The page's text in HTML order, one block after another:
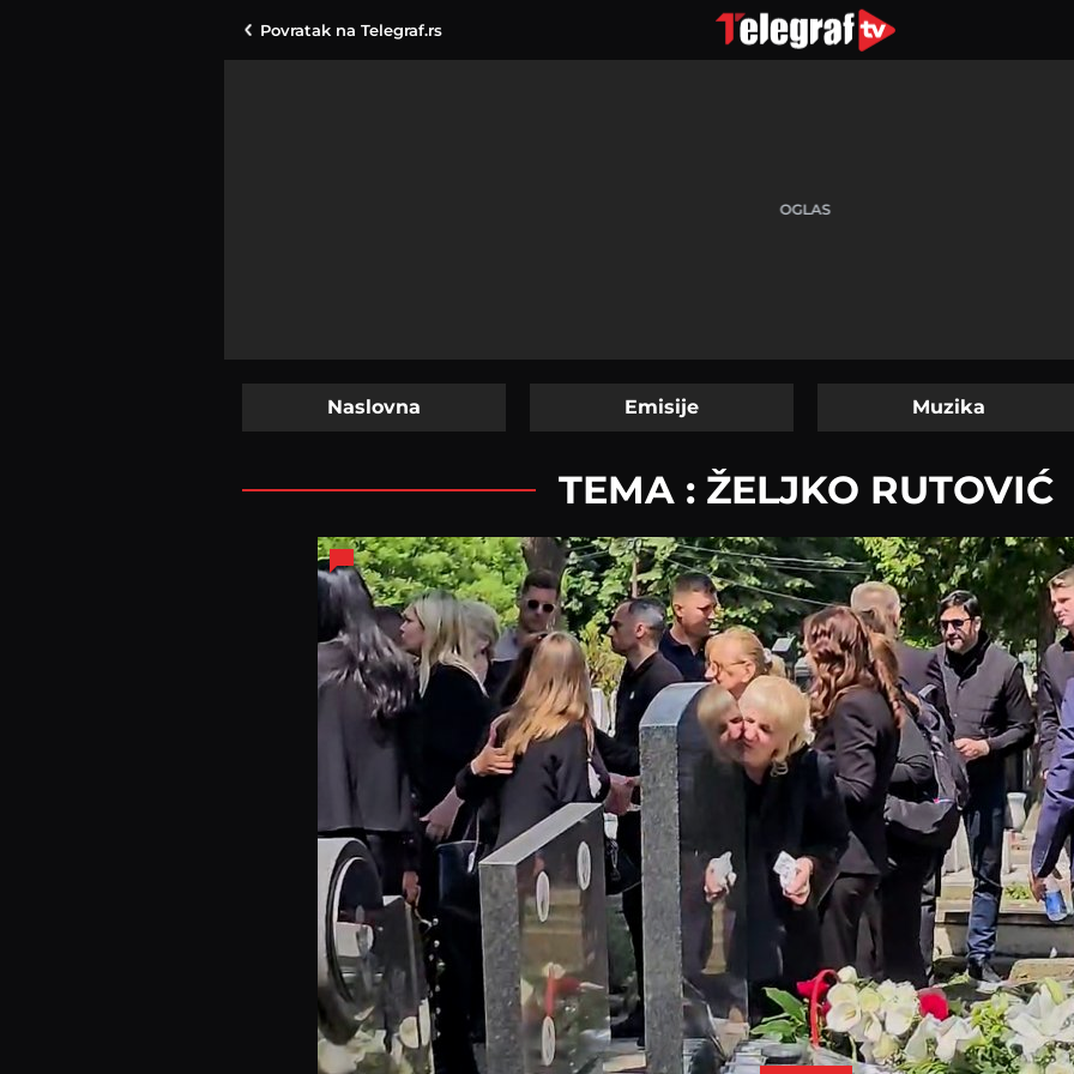
Povratak na Telegraf.rs
Naslovna Emisije Muzika
TEMA : ŽELJKO RUTOVIĆ